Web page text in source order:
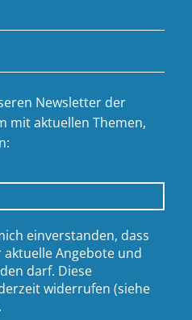
Newsletter der
mit aktuellen Themen,
einverstanden, dass
Angebote und
darf. Diese
widerrufen (siehe